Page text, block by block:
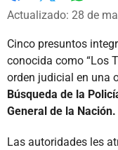
Facebook
X
Actualizado: 28 de
Cinco presuntos
conocida como “Los
orden judicial en una
Búsqueda de la
General de la Nación.
Las autoridades les